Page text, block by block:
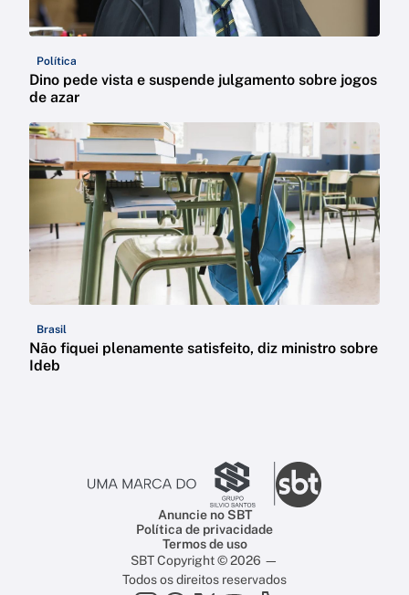
Política
Dino pede vista e suspende julgamento sobre jogos
de azar
Brasil
Não fiquei plenamente satisfeito, diz ministro sobre
Ideb
Anuncie no SBT
Política de privacidade
Termos de uso
SBT Copyright © 2026 —
Todos os direitos reservados